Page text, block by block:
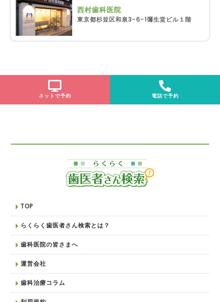
西村歯科医院
東京都杉並区和泉3-6-1彌生堂ビル１階
ネットで予約 電話で予約
TOP
らくらく歯医者さん検索とは？
歯科医院の皆さまへ
運営会社
歯科治療コラム